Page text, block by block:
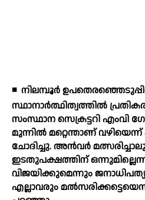
◾ നിലമ്പൂര്‍
സ്ഥാനാര്‍ത്ഥിത്വത്തില്‍
സംസ്ഥാന സെക്രട്ടറി എംവി
മുന്നില്‍ മറ്റെന്താണ്
ചോദിച്ചു. അന്‍വര്‍
ഇടതുപക്ഷത്തിന്
വിജയിക്കുമെന്നും
എല്ലാവരും